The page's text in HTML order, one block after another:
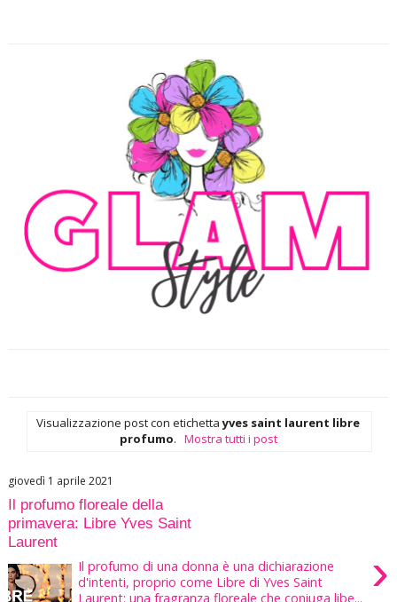
Visualizzazione post con etichettayves saint laurent libre
profumo. Mostra tutti i post
giovedì 1 aprile 2021
Il profumo floreale della
primavera: Libre Yves Saint
Laurent
›
Il profumo di una donna è una dichiarazione
d'intenti, proprio come Libre di Yves Saint
Laurent: una fragranza floreale che coniuga libe...